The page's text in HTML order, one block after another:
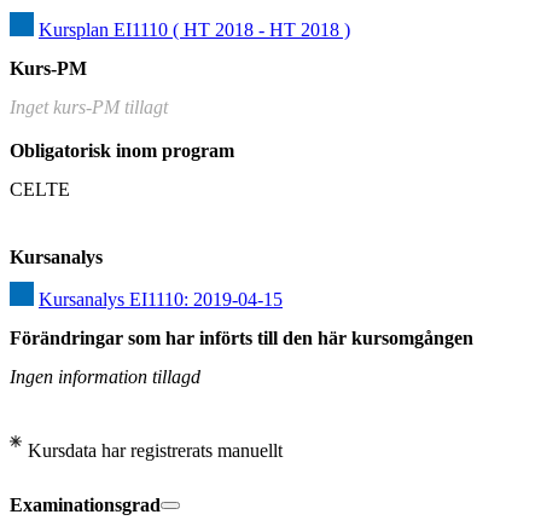
Kursplan EI1110 ( HT 2018 - HT 2018 )
Kurs-PM
Inget kurs-PM tillagt
Obligatorisk inom program
CELTE
Kursanalys
Kursanalys EI1110: 2019-04-15
Förändringar som har införts till den här kursomgången
Ingen information tillagd
Kursdata har registrerats manuellt
Examinationsgrad